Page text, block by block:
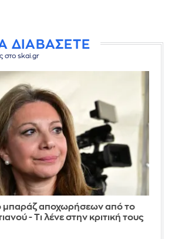
ΔΙΑΒΑΣΕΤΕ
στο skai.gr
μπαράζ αποχωρήσεων από το
- Τι λένε στην κριτική τους